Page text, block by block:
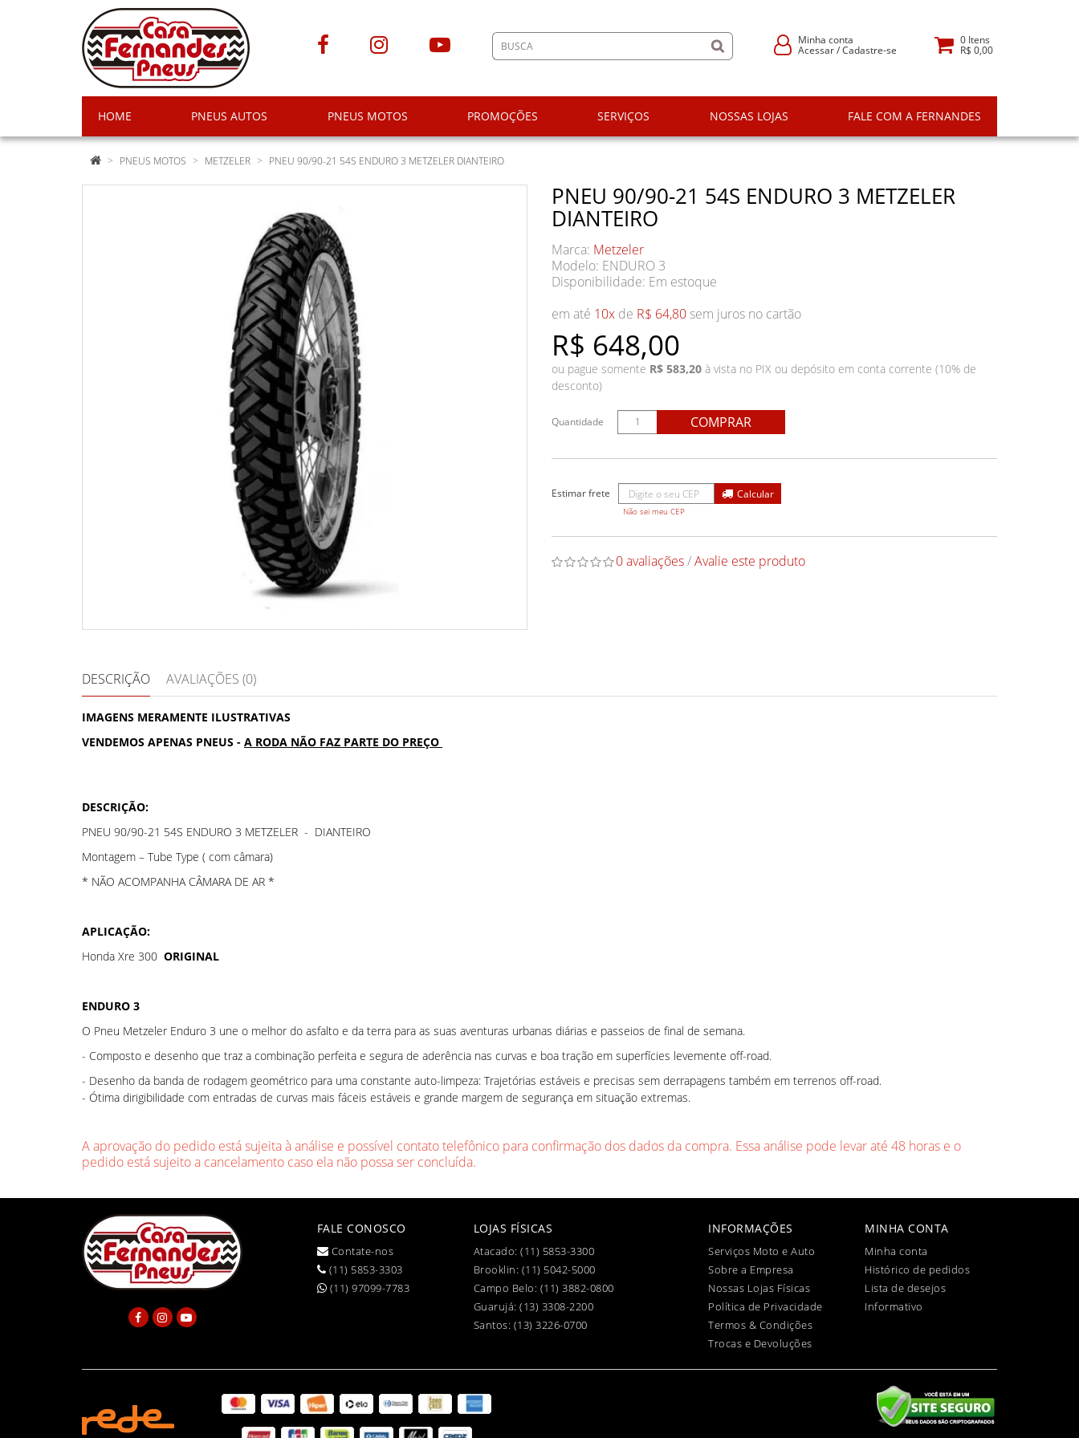
Minha conta
Acessar/Cadastre-se
0Itens
R$ 0,00
HOME PNEUS AUTOS PNEUS MOTOS PROMOÇÕES SERVIÇOS NOSSAS LOJAS FALE COM A FERNANDES
PNEUS MOTOS METZELER PNEU 90/90-21 54S ENDURO 3 METZELER DIANTEIRO
PNEU 90/90-21 54S ENDURO 3 METZELER
DIANTEIRO
Marca: Metzeler
Modelo: ENDURO 3
Disponibilidade: Em estoque
R$ 648,00
em até 10x de R$ 64,80 sem juros no cartão
ou pague somente R$ 583,20 à vista no PIX ou depósito em conta corrente (10% de
desconto)
Quantidade COMPRAR
Não sei meu CEP
0 avaliações/Avalie este produto
DESCRIÇÃO AVALIAÇÕES (0)
IMAGENS MERAMENTE ILUSTRATIVAS
VENDEMOS APENAS PNEUS - A RODA NÃO FAZ PARTE DO PREÇO
DESCRIÇÃO:
PNEU 90/90-21 54S ENDURO 3 METZELER - DIANTEIRO
Montagem – Tube Type ( com câmara)
* NÃO ACOMPANHA CÂMARA DE AR *
APLICAÇÃO:
Honda Xre 300 ORIGINAL
ENDURO 3
O Pneu Metzeler Enduro 3 une o melhor do asfalto e da terra para as suas aventuras urbanas diárias e passeios de final de semana.
- Composto e desenho que traz a combinação perfeita e segura de aderência nas curvas e boa tração em superfícies levemente off-road.
- Desenho da banda de rodagem geométrico para uma constante auto-limpeza: Trajetórias estáveis e precisas sem derrapagens também em terrenos off-road.
- Ótima dirigibilidade com entradas de curvas mais fáceis estáveis e grande margem de segurança em situação extremas.
A aprovação do pedido está sujeita à análise e possível contato telefônico para confirmação dos dados da compra. Essa análise pode levar até 48 horas e o
pedido está sujeito a cancelamento caso ela não possa ser concluída.
FALE CONOSCO
Contate-nos
(11) 5853-3303
(11) 97099-7783
LOJAS FÍSICAS
Atacado: (11) 5853-3300
Brooklin: (11) 5042-5000
Campo Belo: (11) 3882-0800
Guarujá: (13) 3308-2200
Santos: (13) 3226-0700
INFORMAÇÕES
Serviços Moto e Auto
Sobre a Empresa
Nossas Lojas Físicas
Política de Privacidade
Termos & Condições
Trocas e Devoluções
MINHA CONTA
Minha conta
Histórico de pedidos
Lista de desejos
Informativo